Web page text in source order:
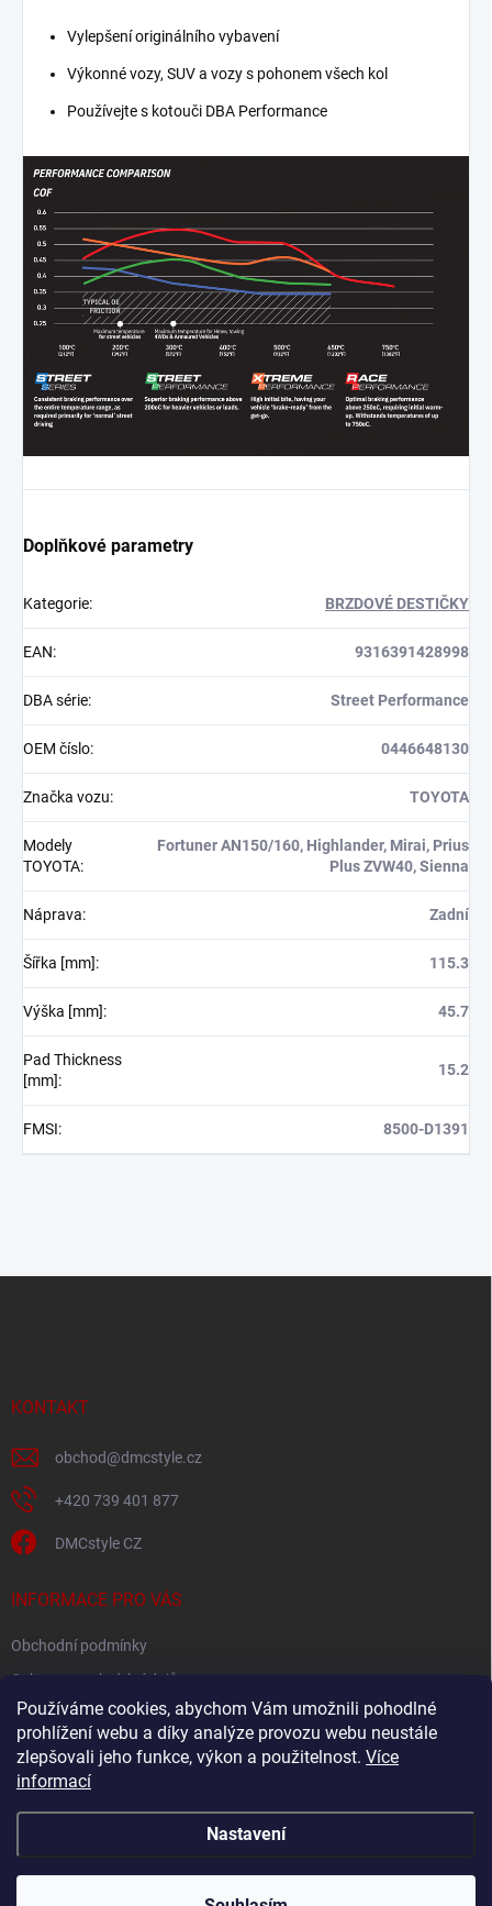
Používáme cookies, abychom Vám umožnili pohodlné
prohlížení webu a díky analýze provozu webu neustále
zlepšovali jeho funkce, výkon a použitelnost. Více
informací
Nastavení
Vylepšení originálního vybavení
Výkonné vozy, SUV a vozy s pohonem všech kol
Používejte s kotouči DBA Performance
Doplňkové parametry
Kategorie: BRZDOVÉ DESTIČKY
EAN: 9316391428998
DBA série: Street Performance
OEM číslo: 0446648130
Značka vozu: TOYOTA
Modely
TOYOTA:
Fortuner AN150/160, Highlander, Mirai, Prius
Plus ZVW40, Sienna
Náprava: Zadní
Šířka [mm]: 115.3
Výška [mm]: 45.7
Pad Thickness
[mm]:
15.2
FMSI: 8500-D1391
KONTAKT
obchod@dmcstyle.cz
+420 739 401 877
DMCstyle CZ
INFORMACE PRO VÁS
Obchodní podmínky
Ochrana osobních údajů
FACEBOOK
Copyright 2026DMC style. Všechna práva vyhrazena.Upravit nastavení
cookies